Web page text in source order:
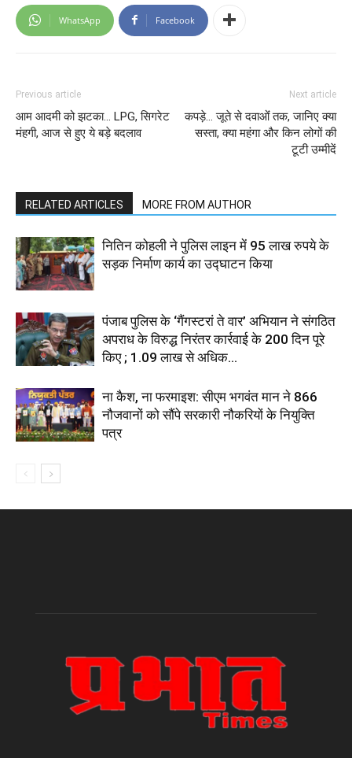
WhatsApp Facebook
Previous article
आम आदमी को झटका… LPG, सिगरेट
मंहगी, आज से हुए ये बड़े बदलाव
Next article
कपड़े… जूते से दवाओंं तक, जानिए क्‍या
सस्‍ता, क्‍या महंगा और किन लोगों की
टूटी उम्मीदें
RELATED ARTICLES MORE FROM AUTHOR
नितिन कोहली ने पुलिस लाइन में 95 लाख रुपये के
सड़क निर्माण कार्य का उद्घाटन किया
पंजाब पुलिस के ‘गैंगस्टरां ते वार’ अभियान ने संगठित
अपराध के विरुद्ध निरंतर कार्रवाई के 200 दिन पूरे
किए ; 1.09 लाख से अधिक...
ना कैश, ना फरमाइश: सीएम भगवंत मान ने 866
नौजवानों को सौंपे सरकारी नौकरियों के नियुक्ति
पत्र